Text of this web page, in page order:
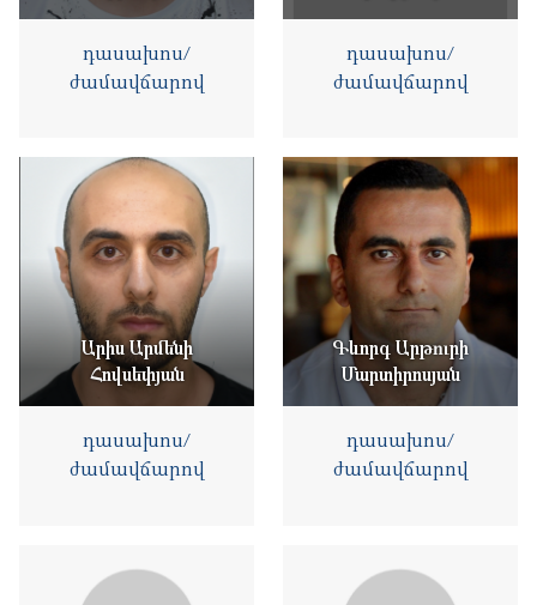
դասախոս/
ժամավճարով
դասախոս/
ժամավճարով
Արիս Արմենի
Հովսեփյան
դասախոս/
ժամավճարով
Գևորգ Արթուրի
Մարտիրոսյան
դասախոս/
ժամավճարով